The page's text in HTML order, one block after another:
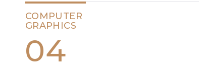
COMPUTER
GRAPHICS
04